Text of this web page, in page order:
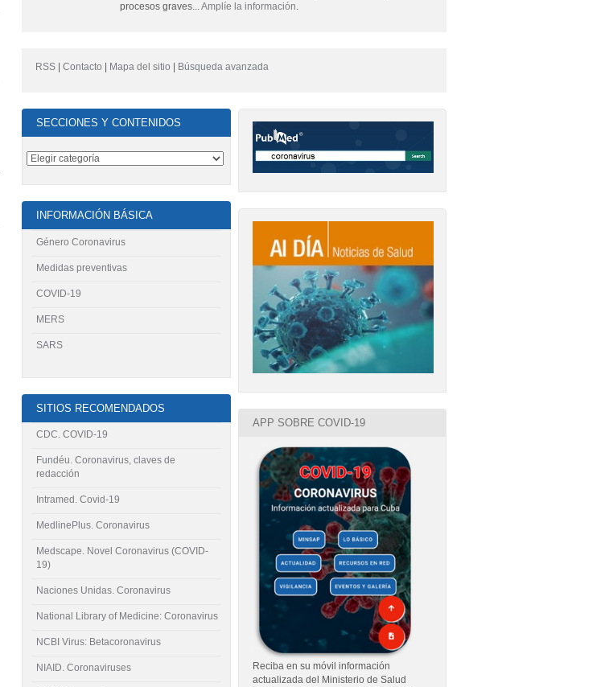
procesos graves...Amplíe la información.
RSS |Contacto Mapa del sitio Búsqueda avanzada
SECCIONES Y CONTENIDOS
INFORMACIÓN BÁSICA
Género Coronavirus
Medidas preventivas
COVID-19
MERS
SARS
SITIOS RECOMENDADOS
CDC. COVID-19
Fundéu. Coronavirus, claves de
redacción
Intramed. Covid-19
MedlinePlus. Coronavirus
Medscape. Novel Coronavirus (COVID-
19)
Naciones Unidas. Coronavirus
National Library of Medicine: Coronavirus
NCBI Virus: Betacoronavirus
NIAID. Coronaviruses
APP SOBRE COVID-19
Reciba en su móvil información
actualizada del Ministerio de Salud